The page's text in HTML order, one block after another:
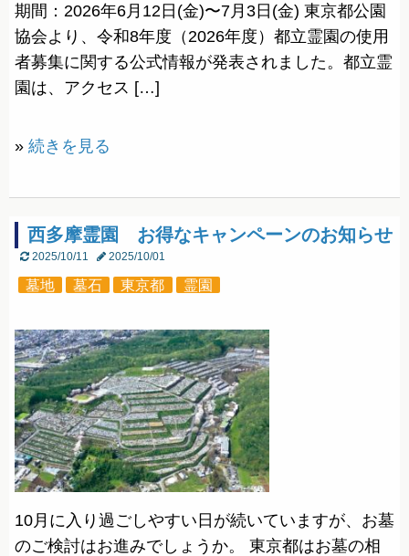
期間：2026年6月12日(金)〜7月3日(金) 東京都公園
協会より、令和8年度（2026年度）都立霊園の使用
者募集に関する公式情報が発表されました。都立霊
園は、アクセス […]
» 続きを見る
西多摩霊園 お得なキャンペーンのお知らせ
2025/10/11 2025/10/01
墓地 墓石 東京都 霊園
10月に入り過ごしやすい日が続いていますが、お墓
のご検討はお進みでしょうか。 東京都はお墓の相